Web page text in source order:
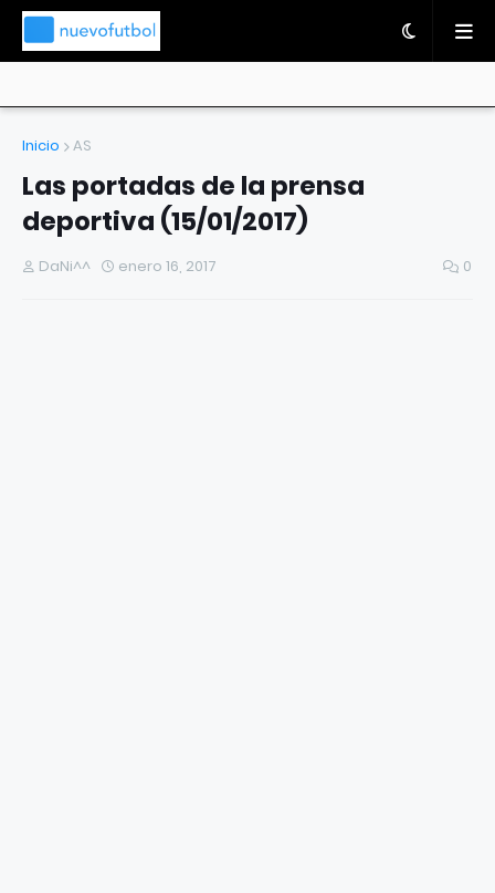
Inicio AS
Las portadas de la prensa
deportiva (15/01/2017)
DaNi^^ enero 16, 2017 0